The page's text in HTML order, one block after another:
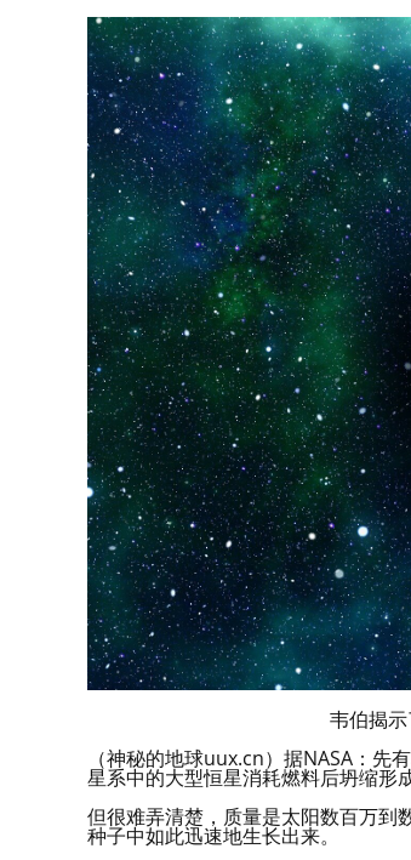
韦伯揭
（神秘的地球uux.cn）据NASA：
星系中的大型恒星消耗燃料后坍缩形
但很难弄清楚，质量是太阳数百万
种子中如此迅速地生长出来。